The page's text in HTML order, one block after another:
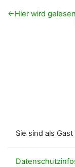
←Hier wird gelesen
Sie sind als